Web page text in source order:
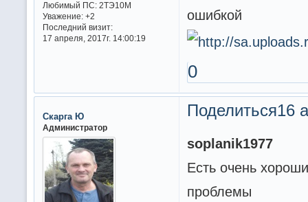
Любимый ПС:2ТЭ10М
Уважение: +2
Последний визит:
17 апреля, 2017г. 14:00:19
ошибкой
0
Поделиться16
Скарга Ю
Администратор
soplanik1977
Есть очень
проблемы